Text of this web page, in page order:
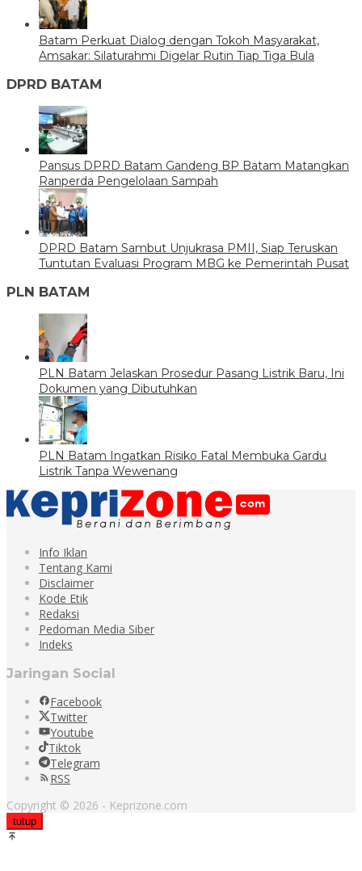
Batam Perkuat Dialog dengan Tokoh Masyarakat,
Amsakar: Silaturahmi Digelar Rutin Tiap Tiga Bula
DPRD BATAM
Pansus DPRD Batam Gandeng BP Batam Matangkan
Ranperda Pengelolaan Sampah
DPRD Batam Sambut Unjukrasa PMII, Siap Teruskan
Tuntutan Evaluasi Program MBG ke Pemerintah Pusat
PLN BATAM
PLN Batam Jelaskan Prosedur Pasang Listrik Baru, Ini
Dokumen yang Dibutuhkan
PLN Batam Ingatkan Risiko Fatal Membuka Gardu
Listrik Tanpa Wewenang
Info Iklan
Tentang Kami
Disclaimer
Kode Etik
Redaksi
Pedoman Media Siber
Indeks
Jaringan Social
Facebook
Twitter
Youtube
Tiktok
Telegram
RSS
Copyright © 2026 - Keprizone.com
tutup